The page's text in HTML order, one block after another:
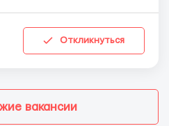
Откликнуться
вакансии